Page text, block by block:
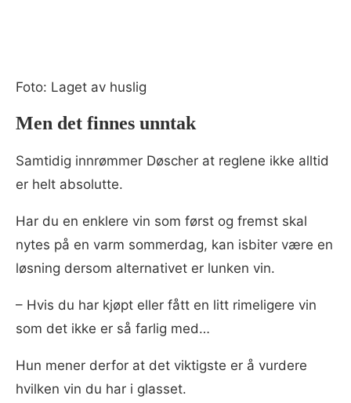
Foto: Laget av huslig
Men det finnes unntak
Samtidig innrømmer Døscher at reglene ikke alltid
er helt absolutte.
Har du en enklere vin som først og fremst skal
nytes på en varm sommerdag, kan isbiter være en
løsning dersom alternativet er lunken vin.
– Hvis du har kjøpt eller fått en litt rimeligere vin
som det ikke er så farlig med…
Hun mener derfor at det viktigste er å vurdere
hvilken vin du har i glasset.